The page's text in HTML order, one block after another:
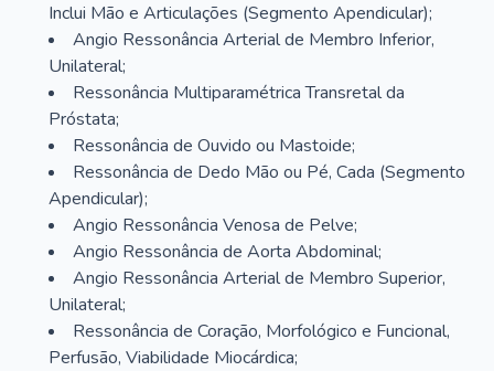
Inclui Mão e Articulações (Segmento Apendicular);
Angio Ressonância Arterial de Membro Inferior,
Unilateral;
Ressonância Multiparamétrica Transretal da
Próstata;
Ressonância de Ouvido ou Mastoide;
Ressonância de Dedo Mão ou Pé, Cada (Segmento
Apendicular);
Angio Ressonância Venosa de Pelve;
Angio Ressonância de Aorta Abdominal;
Angio Ressonância Arterial de Membro Superior,
Unilateral;
Ressonância de Coração, Morfológico e Funcional,
Perfusão, Viabilidade Miocárdica;